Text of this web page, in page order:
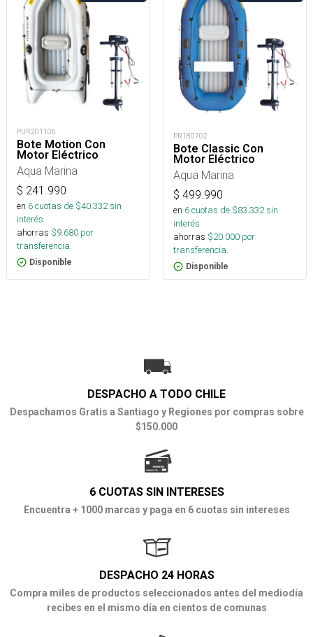
PUR201106
Bote Motion Con
Motor Eléctrico
Aqua Marina
$ 241.990
en 6cuotas de $40.332sin
interés
ahorras $9.680 por
transferencia.
Disponible
PR180702
Bote Classic Con
Motor Eléctrico
Aqua Marina
$ 499.990
en 6cuotas de $83.332sin
interés
ahorras $20.000 por
transferencia.
Disponible
DESPACHO A TODO CHILE
Despachamos Gratis a Santiago y Regiones por compras sobre
$150.000
6 CUOTAS SIN INTERESES
Encuentra + 1000 marcas y paga en 6 cuotas sin intereses
DESPACHO 24 HORAS
Compra miles de productos seleccionados antes del mediodía
recibes en el mismo día en cientos de comunas